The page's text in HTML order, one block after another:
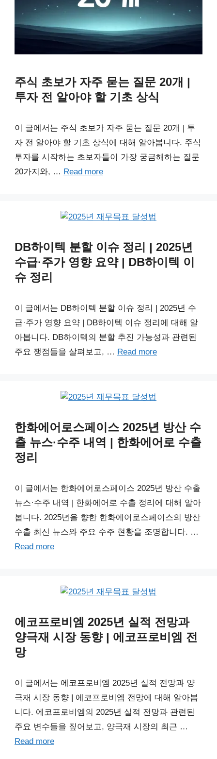
주식 초보가 자주 묻는 질문 20개 |
투자 전 알아야 할 기초 상식
이 글에서는 주식 초보가 자주 묻는 질문 20개 | 투
자 전 알아야 할 기초 상식에 대해 알아봅니다. 주식
투자를 시작하는 초보자들이 가장 궁금해하는 질문
20가지와, … Read more
DB하이텍 분할 이슈 정리 | 2025년
수급·주가 영향 요약 | DB하이텍 이
슈 정리
이 글에서는 DB하이텍 분할 이슈 정리 | 2025년 수
급·주가 영향 요약 | DB하이텍 이슈 정리에 대해 알
아봅니다. DB하이텍의 분할 추진 가능성과 관련된
주요 쟁점들을 살펴보고, … Read more
한화에어로스페이스 2025년 방산 수
출 뉴스·수주 내역 | 한화에어로 수출
정리
이 글에서는 한화에어로스페이스 2025년 방산 수출
뉴스·수주 내역 | 한화에어로 수출 정리에 대해 알아
봅니다. 2025년을 향한 한화에어로스페이스의 방산
수출 최신 뉴스와 주요 수주 현황을 조명합니다. …
Read more
에코프로비엠 2025년 실적 전망과
양극재 시장 동향 | 에코프로비엠 전
망
이 글에서는 에코프로비엠 2025년 실적 전망과 양
극재 시장 동향 | 에코프로비엠 전망에 대해 알아봅
니다. 에코프로비엠의 2025년 실적 전망과 관련된
주요 변수들을 짚어보고, 양극재 시장의 최근 …
Read more